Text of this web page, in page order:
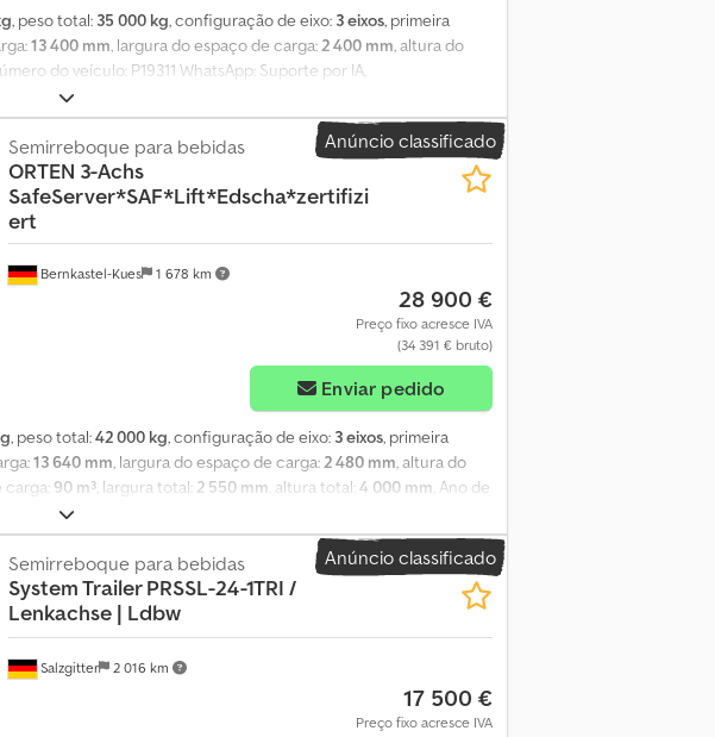
, peso total: 35 000 kg, configuração de eixo: 3 eixos, primeira
13 400 mm, largura do espaço de carga:2 400 mm, altura do
do veículo: P19311 WhatsApp: Suporte por IA,
língua. 3 eixos * Suspensão pneumática completa * ABS * Jantes
* EBS Chedpfx Amsy Ii Nqj Roa * Travões de disco * Teto elevável
2.º eixo 385/65R22,5 * Pneus – 3.º eixo 385/65R22,5 * Dimensões
veículo usado no estado em que se encontra, exclusivamente para
da responsabilidade por defeitos materiais (§ 444 BGB). Sem
altamente recomendável inspeção e teste antes da compra. Não
acessórios especiais. Logótipos/gráficos publicitários podem
e venda prévia. Teremos todo o prazer em fornecer
italiano, espanhol, francês, turco, romeno e árabe (?????).
Anúncio classificado
Bernkastel-Kues 1 678 km
Semirreboque para bebidas
ORTEN 3-Achs
SafeServer*SAF*Lift*Edscha*zertifizi
ert
28 900 €
Preço fixo acresce IVA
(34 391 € bruto)
Enviar pedido
, peso total:42 000 kg, configuração de eixo: 3 eixos, primeira
13 640 mm, largura do espaço de carga:2 480 mm, altura do
carga: 90 m³, largura total: 2 550 mm, altura total:4 000 mm, Ano de
SafeServer * Certificado pela DEKRA de acordo com as
Stzex Am Rja * Certificado para bebidas * Certificado para
para produtos químicos (IBC) * 4 fileiras de fixação da
do espaço de carga: 13.640 x 2.480 x 2.650 mm * Chassi
* Suspensão pneumática completa * Travões de disco
Anúncio classificado
Salzgitter 2 016 km
Semirreboque para bebidas
System Trailer PRSSL-24-1TRI /
Lenkachse | Ldbw
17 500 €
Preço fixo acresce IVA